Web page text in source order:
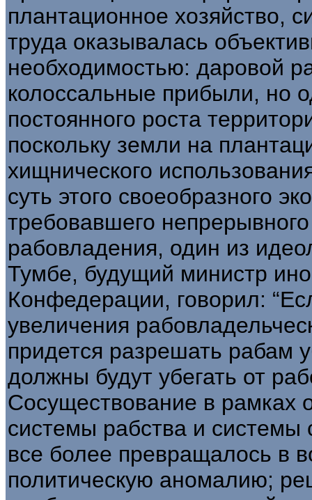
плантационное хозяйство,
труда оказывалась
необходимостью: даровой
колоссальные прибыли, но
постоянного роста
поскольку земли на
хищнического
суть этого своеобразного
требовавшего
рабовладения, один из
Тумбе, будущий министр
Конфедерации, говорил:
увеличения
придется разрешать рабам
должны будут убегать от
Сосуществование в рамках
системы рабства и
все более превращалось в
политическую аномалию;